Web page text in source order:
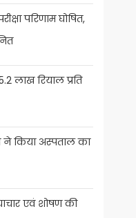
परिणाम घोषित,
लाख रियाल प्रति
ने किया अस्पताल का
एवं शोषण की